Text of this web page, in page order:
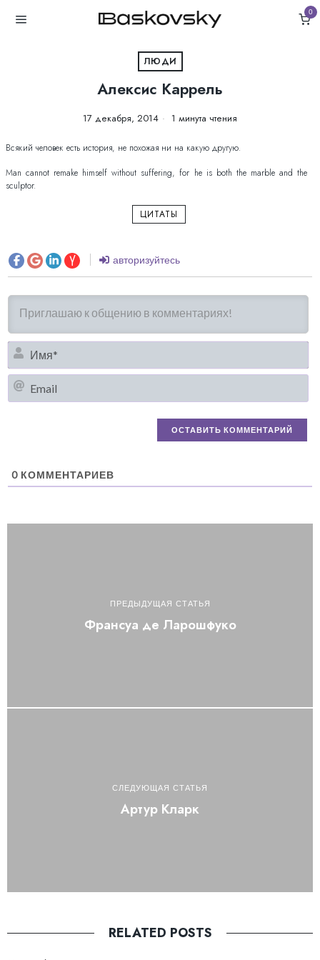
0
ЛЮДИ
Алексис Каррель
17 декабря, 2014 1 минута чтения
Всякий человек есть история, не похожая ни на какую другую.
Man cannot remake himself without suffering, for he is both the marble and the
sculptor.
ЦИТАТЫ
авторизуйтесь
0 КОММЕНТАРИЕВ
ПРЕДЫДУЩАЯ СТАТЬЯ
Франсуа де Ларошфуко
СЛЕДУЮЩАЯ СТАТЬЯ
Артур Кларк
RELATED POSTS